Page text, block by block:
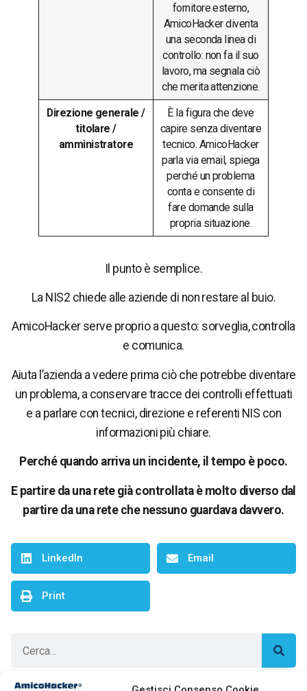
fornitore esterno,
AmicoHacker diventa
una seconda linea di
controllo: non fa il suo
lavoro, ma segnala ciò
che merita attenzione.
Direzione generale /
titolare /
amministratore
È la figura che deve
capire senza diventare
tecnico. AmicoHacker
parla via email, spiega
perché un problema
conta e consente di
fare domande sulla
propria situazione.
Il punto è semplice.
La NIS2 chiede alle aziende di non restare al buio.
AmicoHacker serve proprio a questo: sorveglia, controlla
e comunica.
Aiuta l’azienda a vedere prima ciò che potrebbe diventare
un problema, a conservare tracce dei controlli effettuati
e a parlare con tecnici, direzione e referenti NIS con
informazioni più chiare.
Perché quando arriva un incidente, il tempo è poco.
E partire da una rete già controllata è molto diverso dal
partire da una rete che nessuno guardava davvero.
LinkedIn Email
Print